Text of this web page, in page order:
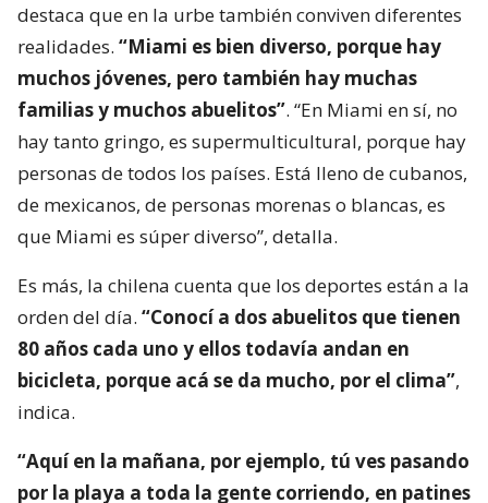
destaca que en la urbe también conviven diferentes
realidades. “Miami es bien diverso, porque hay
muchos jóvenes, pero también hay muchas
familias y muchos abuelitos”. “En Miami en sí, no
hay tanto gringo, es supermulticultural, porque hay
personas de todos los países. Está lleno de cubanos,
de mexicanos, de personas morenas o blancas, es
que Miami es súper diverso”, detalla.
Es más, la chilena cuenta que los deportes están a la
orden del día. “Conocí a dos abuelitos que tienen
80 años cada uno y ellos todavía andan en
bicicleta, porque acá se da mucho, por el clima”,
indica.
“Aquí en la mañana, por ejemplo, tú ves pasando
por la playa a toda la gente corriendo, en patines